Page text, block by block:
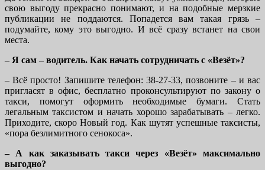
свою выгоду прекрасно понимают, и на подобные мерзкие
публикации не поддаются. Попадется вам такая грязь –
подумайте, кому это выгодно. И всё сразу встанет на свои
места.
– Я сам – водитель. Как начать сотрудничать с «Везёт»?
– Всё просто! Запишите телефон: 38-27-33, позвоните – и вас
пригласят в офис, бесплатно проконсультируют по закону о
такси, помогут оформить необходимые бумаги. Стать
легальным таксистом и начать хорошо зарабатывать – легко.
Приходите, скоро Новый год. Как шутят успешные таксисты,
«пора безлимитного сенокоса».
– А как заказывать такси через «Везёт» максимально
выгодно?